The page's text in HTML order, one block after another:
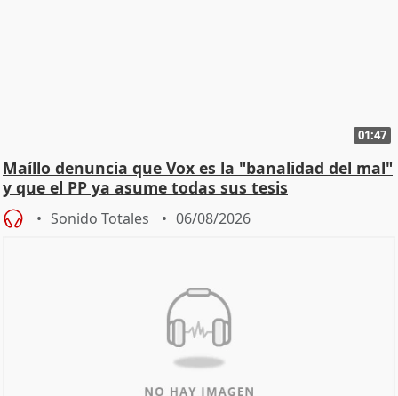
01:47
Maíllo denuncia que Vox es la "banalidad del mal"
y que el PP ya asume todas sus tesis
Sonido Totales 06/08/2026